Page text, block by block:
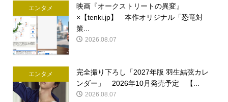
エンタメ
映画『オークストリートの異変』
×【tenki.jp】 本作オリジナル「恐竜対
策...
2026.08.07
エンタメ
完全撮り下ろし「2027年版 羽生結弦カレ
ンダー」 2026年10月発売予定 【...
2026.08.07